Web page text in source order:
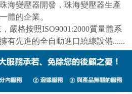
海變壓器開發，珠海變壓器生產
體的企業。
嚴格按照ISO9001:2000質量體系
有先進的全自動進口繞線設備......